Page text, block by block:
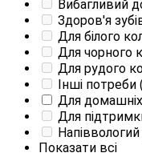
Вибагливий
Здоров'я
Для білого
Для чорного
Для рудого
Інші потреби
Для домашніх
Для
Напіввологий
Показати всі